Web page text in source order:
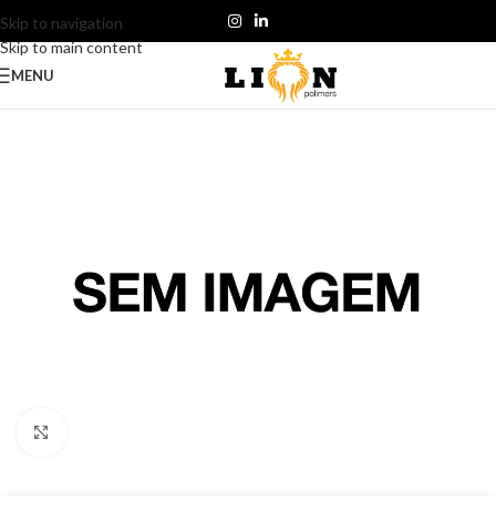
Skip to navigation
Skip to main content
MENU